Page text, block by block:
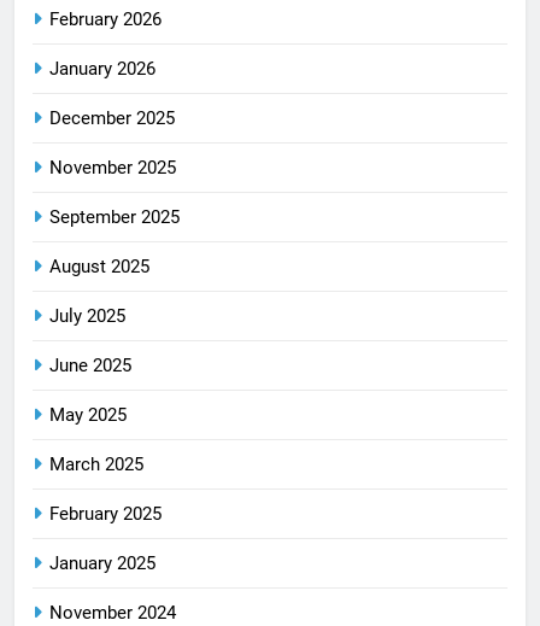
February 2026
January 2026
December 2025
November 2025
September 2025
August 2025
July 2025
June 2025
May 2025
March 2025
February 2025
January 2025
November 2024